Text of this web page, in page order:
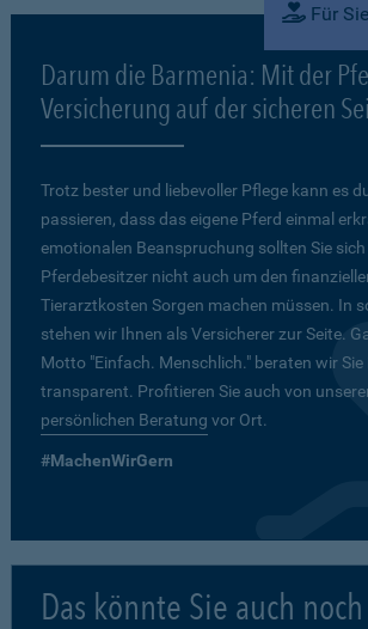
Für
Darum die Barmenia: Mit der
Versicherung auf der sicheren
Trotz bester und liebevoller Pflege kann es
passieren, dass das eigene Pferd einmal
emotionalen Beanspruchung sollten Sie
Pferdebesitzer nicht auch um den
Tierarztkosten Sorgen machen müssen. In
stehen wir Ihnen als Versicherer zur Seite.
Motto "Einfach. Menschlich." beraten wir Sie
transparent. Profitieren Sie auch von
persönlichen Beratung vor Ort.
#MachenWirGern
Das könnte Sie auch noch